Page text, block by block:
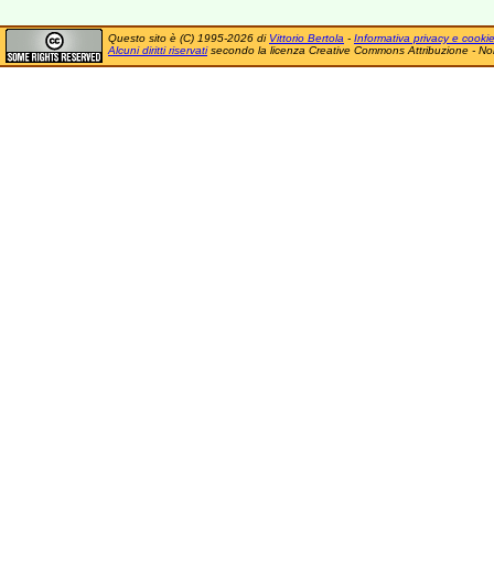
Questo sito è (C) 1995-2026 di Vittorio Bertola - Informativa privacy e cookie
Alcuni diritti riservatisecondo la licenza Creative Commons Attribuzione -